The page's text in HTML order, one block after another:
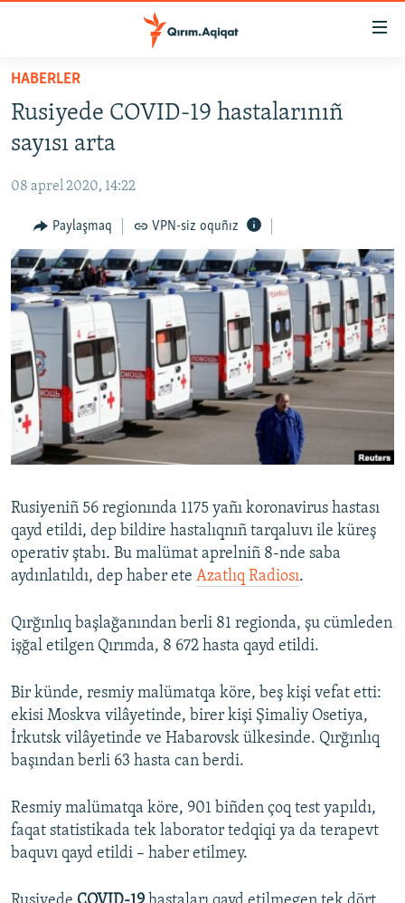
Esas
qaytmaq
Baş
navigatsiyağa
qaytmaq
qaytmaq
SİYASET
İQTİSADİYAT
CEMİYET
MEDENİYET
İNSAN AQLARI
VİDEO
SÜRET
BLOGLAR
FİKİR
Русский
Українською
QOŞULIÑIZ!
HABERLER
Rusiyede COVID-19 hastalarınıñ
sayısı arta
08 aprel 2020, 14:22
Paylaşmaq VPN-siz oquñız
Rusiyeniñ 56 regionında 1175 yañı koronavirus hastası
qayd etildi, dep bildire hastalıqnıñ tarqaluvı ile küreş
operativ ştabı. Bu malümat aprelniñ 8-nde saba
aydınlatıldı, dep haber ete Azatlıq Radiosı.
Qırğınlıq başlağanından berli 81 regionda, şu cümleden
işğal etilgen Qırımda, 8 672 hasta qayd etildi.
Bir künde, resmiy malümatqa köre, beş kişi vefat etti:
ekisi Moskva vilâyetinde, birer kişi Şimaliy Osetiya,
İrkutsk vilâyetinde ve Habarovsk ülkesinde. Qırğınlıq
başından berli 63 hasta can berdi.
Resmiy malümatqa köre, 901 biñden çoq test yapıldı,
faqat statistikada tek laborator tedqiqi ya da terapevt
baquvı qayd etildi – haber etilmey.